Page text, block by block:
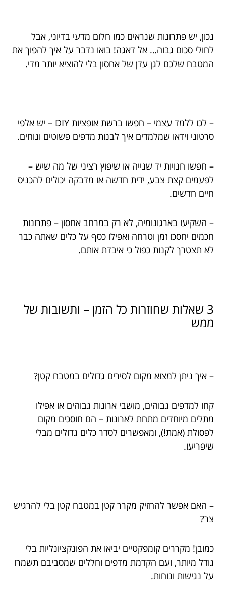
נכון, יש פתרונות שנראים כמו חלום מדעי בדיוני, אבל
לחולי סכום גבוה… אל דאגה! בואו נדבר על איך להפוך את
המטבח שלכם לגן עדן של אחסון בלי להוציא יותר מדי.
– לכו ללמד עצמי – חפשו ברשת אופציות DIY – יש אלפי
סרטוני וידאו שמלמדים איך לבנות מדפים פשוטים ונוחים.
– חפשו חנויות יד שנייה או שיפוץ רציני של מה שיש –
לפעמים קצת צבע, ידית חדשה או מדבקה יכולים להכניס
חיים חדשים.
– השקיעו בארגונומיה, לא רק במרחב אחסון – פתרונות
חכמים יחסכו זמן וטרחה ואפילו כסף על כלים שאתה כבר
לא תצטרך לקנות כפול כי איבדת אותם.
3 שאלות שחוזרות כל הזמן – ותשובות של
ממש
– איך ניתן למצוא מקום לסירים גדולים במטבח קטן?
קחו למדפים גבוהים, מושבי ארונות גבוהים או אפילו
מתלים מיוחדים מתחת לארונות – הם חוסכים מקום
לפסולת (אמת!), ומאפשרים לסדר כלים גדולים מבלי
שיפריעו.
– האם אפשר להחזיק מקרר קטן במטבח קטן בלי להרגיש
צר?
כמובן! מקררים קומפקטיים יביאו את הפונקציונליות בלי
גודל מיותר, ועם הקדמת מדפים וחללים שמסביבם תשמרו
על נגישות ונוחות.